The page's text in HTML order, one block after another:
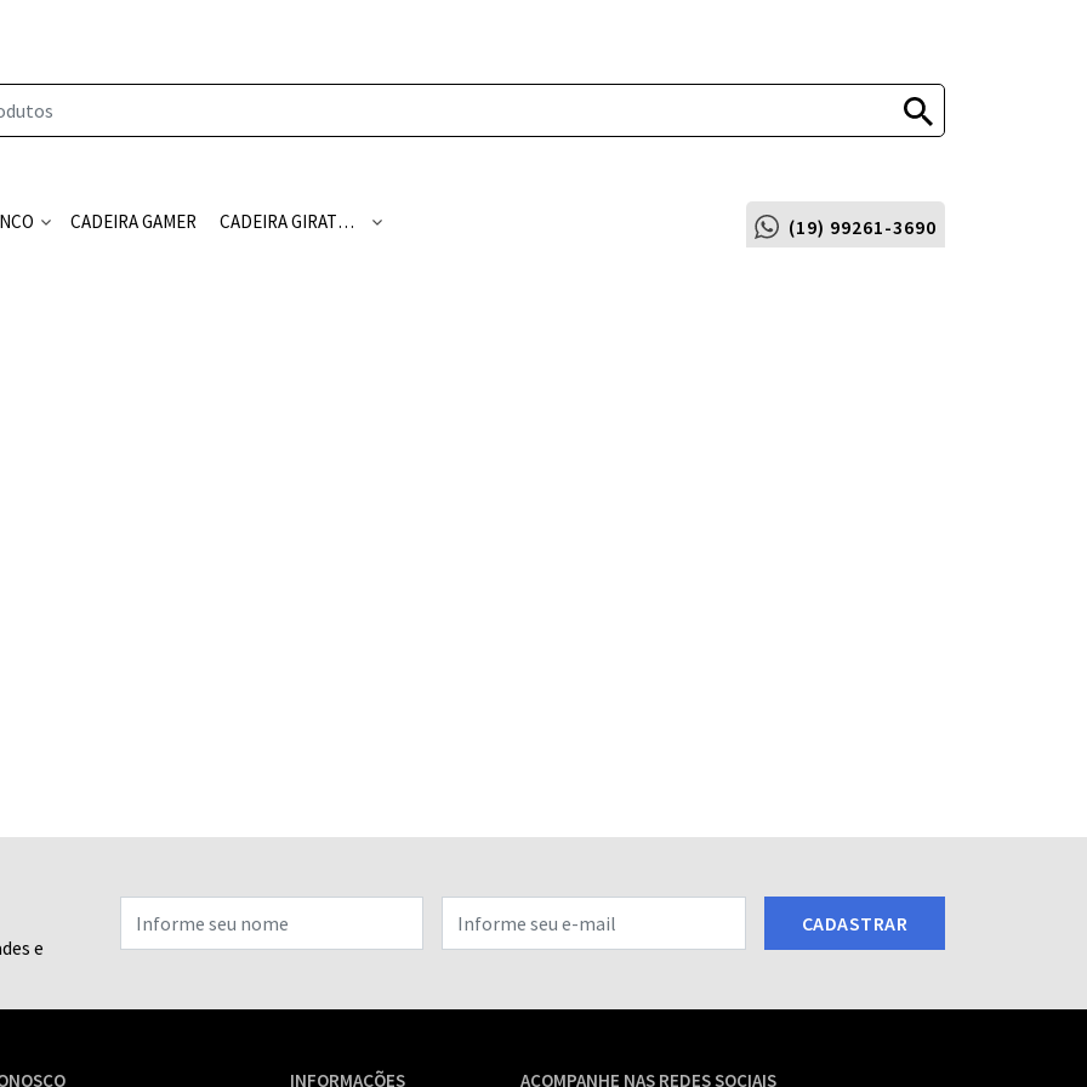
CADEIRA GAMER CADEIRA GIRATÓRIA (19) 99261-3690
e
CADASTRAR
INFORMAÇÕES ACOMPANHE NAS REDES SOCIAIS